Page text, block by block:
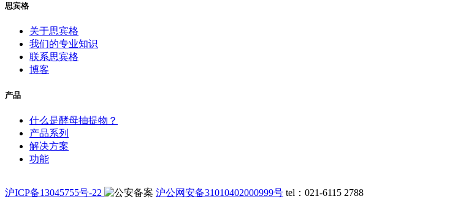
思宾格
关于思宾格
我们的专业知识
联系思宾格
博客
产品
什么是酵母抽提物？
产品系列
解决方案
功能
沪ICP备13045755号-22 沪公网安备31010402000999号 tel：021-6115 2788